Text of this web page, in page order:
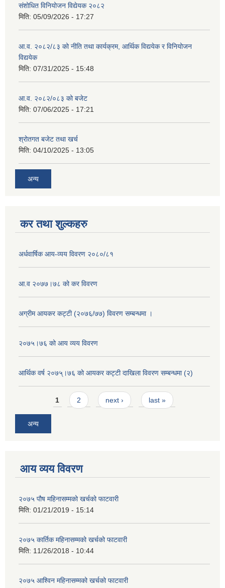
संशोधित विनियोजन विद्येयक २०८२
मिति: 05/09/2026 - 17:27
आ.व. २०८२/८३ को नीति तथा कार्यक्रम, आर्थिक विद्ययेक र विनियोजन
विद्ययेक
मिति: 07/31/2025 - 15:48
आ.व. २०८२/०८३ को बजेट
मिति: 07/06/2025 - 17:21
श्रोतगत बजेट तथा खर्च
मिति: 04/10/2025 - 13:05
अन्य
कर तथा शुल्कहरु
अर्धवार्षिक आय-व्यय विवरण २०८०/८१
आ.व २०७७।७८ को कर विवरण
अग्रीम आयकर कट्टी (२०७६/७७) विवरण सम्बन्धमा ।
२०७५।७६ को आय व्यय विवरण
आर्थिक वर्ष २०७५्।७६ को आयकर कट्टी दाखिला विवरण सम्बन्धमा (२)
Pages1 2 next › last »
अन्य
आय व्यय विवरण
२०७५ पौष महिनासम्मको खर्चको फाटवारी
मिति: 01/21/2019 - 15:14
२०७५ कार्तिक महिनासम्मको खर्चको फाटवारी
मिति: 11/26/2018 - 10:44
२०७५ आश्विन महिनासम्मको खर्चको फाटवारी